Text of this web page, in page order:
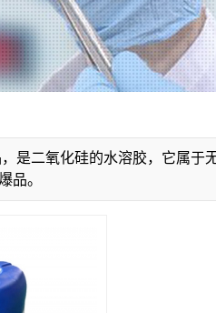
是二氧化硅的水溶胶，它属于
品。